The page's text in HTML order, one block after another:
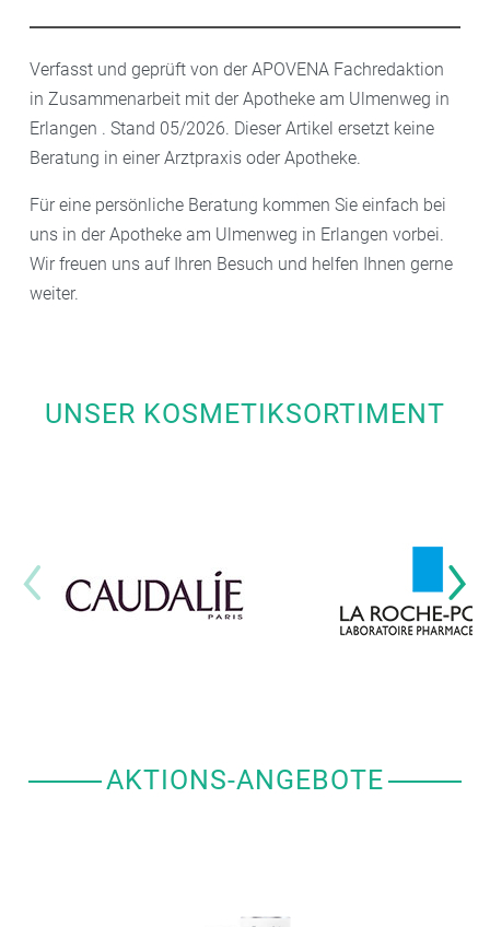
Verfasst und geprüft von der APOVENA Fachredaktion
in Zusammenarbeit mit der Apotheke am Ulmenweg in
Erlangen . Stand 05/2026. Dieser Artikel ersetzt keine
Beratung in einer Arztpraxis oder Apotheke.
Für eine persönliche Beratung kommen Sie einfach bei
uns in der Apotheke am Ulmenweg in Erlangen vorbei.
Wir freuen uns auf Ihren Besuch und helfen Ihnen gerne
weiter.
UNSER KOSMETIKSORTIMENT
AKTIONS-ANGEBOTE